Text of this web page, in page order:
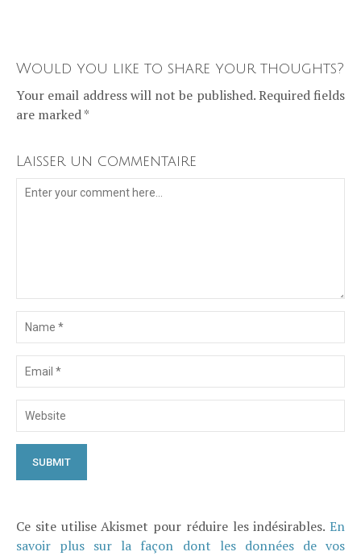
Would you like to share your thoughts?
Your email address will not be published. Required fields
are marked *
Laisser un commentaire
Ce site utilise Akismet pour réduire les indésirables. En
savoir plus sur la façon dont les données de vos